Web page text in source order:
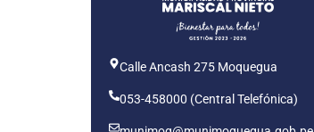
Calle Ancash 275 Moquegua
053-458000 (Central Telefónica)